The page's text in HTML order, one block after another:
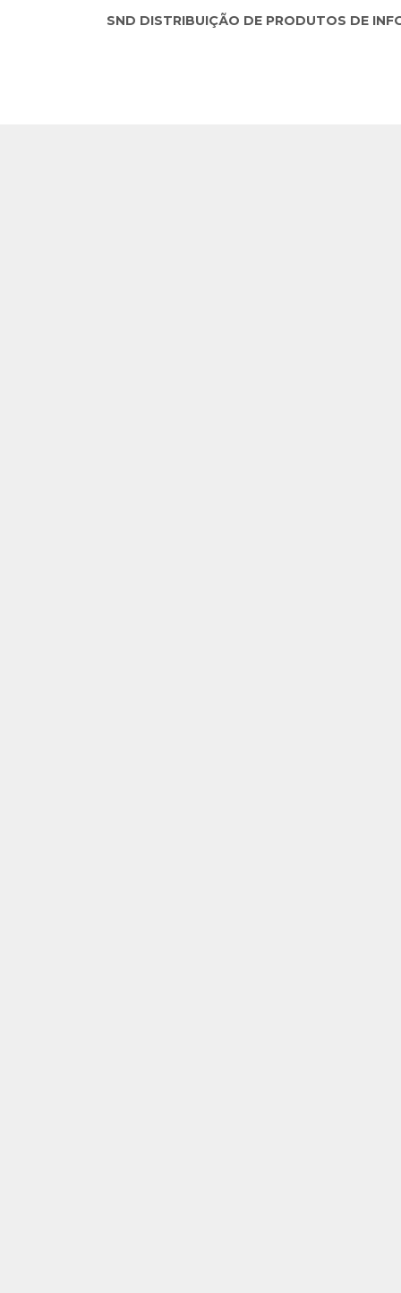
SND DISTRIBUIÇÃO DE PRODUTOS DE